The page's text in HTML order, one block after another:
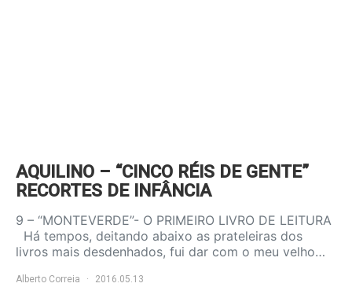
AQUILINO – “CINCO RÉIS DE GENTE”
RECORTES DE INFÂNCIA
9 – “MONTEVERDE”- O PRIMEIRO LIVRO DE LEITURA
Há tempos, deitando abaixo as prateleiras dos
livros mais desdenhados, fui dar com o meu velho…
Alberto Correia 2016.05.13